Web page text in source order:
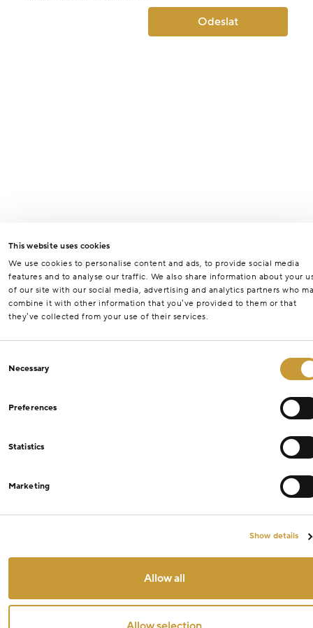
This website uses cookies
We use cookies to personalise content and ads, to provide social media
features and to analyse our traffic. We also share information about your
of our site with our social media, advertising and analytics partners who
combine it with other information that you’ve provided to them or that
they’ve collected from your use of their services.
Selection
Necessary
Preferences
Statistics
Marketing
Show details
Allow all
Odeslat